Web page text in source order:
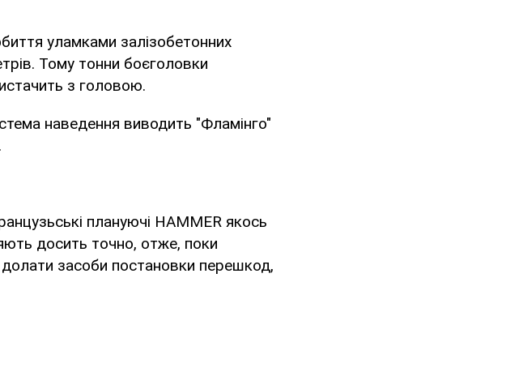
уламками залізобетонних
Тому тонни боєголовки
з головою.
наведення виводить "Фламінго"
плануючі HAMMER якось
досить точно, отже, поки
долати засоби постановки перешкод,